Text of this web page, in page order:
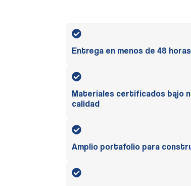
Entrega en menos de 48 horas
Materiales certificados bajo
calidad
Amplio portafolio para